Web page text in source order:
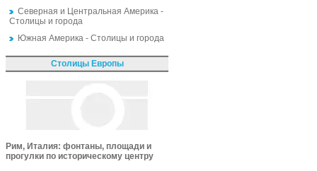
Северная и Центральная Америка -
Столицы и города
Южная Америка - Столицы и города
Столицы Европы
Рим, Италия: фонтаны, площади и
прогулки по историческому центру